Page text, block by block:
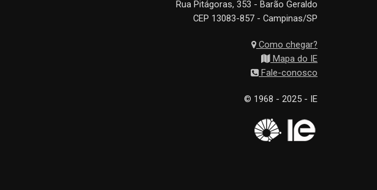
Rua Pitágoras, 353 - Barão Geraldo
CEP 13083-857 - Campinas/SP
Como chegar?
Mapa do IE
Fale-conosco
© 1968 - 2025 - IE